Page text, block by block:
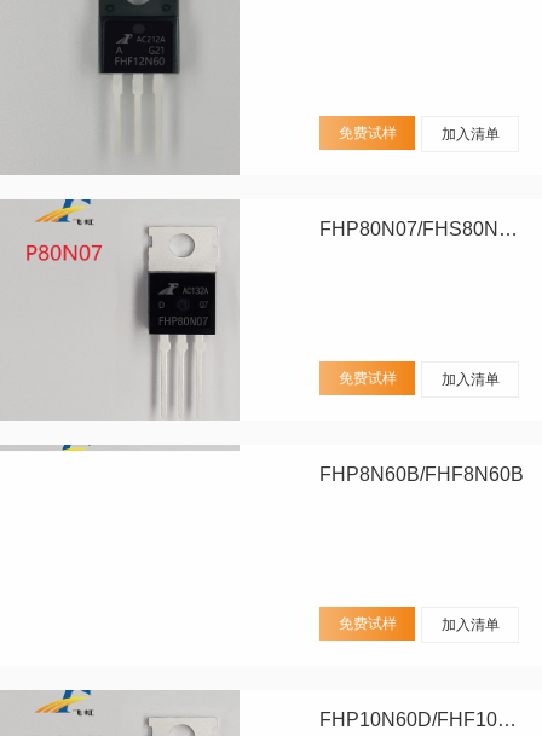
免费试样 加入清单
FHP80N07/FHS80N07/FHD80N07
免费试样 加入清单
FHP8N60B/FHF8N60B
免费试样 加入清单
FHP10N60D/FHF10N60D